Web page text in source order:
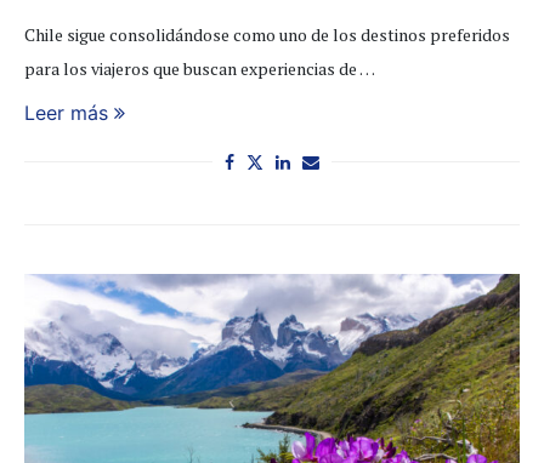
Chile sigue consolidándose como uno de los destinos preferidos
para los viajeros que buscan experiencias de …
Leer más